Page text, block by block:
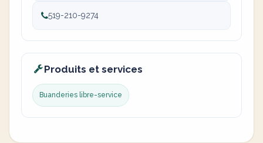
519-210-9274
Produits et services
Buanderies libre-service